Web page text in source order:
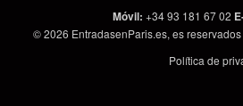
Móvil: +34 93 181 67 02
© 2026 EntradasenParis.es, es
Política de